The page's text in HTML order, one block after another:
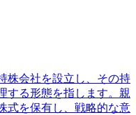
株会社を設立し、その持
する形態を指します。親
式を保有し、戦略的な意